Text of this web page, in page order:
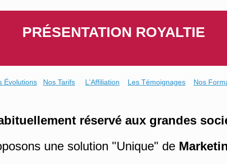
to
PRÉSENTATION ROYALTIE
Évolutions Nos Tarifs L'Affiliation Les Témoignages Nos
réservé aux grandes
une solution "Unique" de